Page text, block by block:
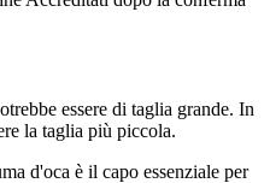
essere di taglia grande. In
la taglia più piccola.
d'oca è il capo essenziale per